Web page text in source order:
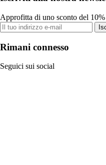
Approfitta di uno sconto del
Rimani connesso
Seguici sui social